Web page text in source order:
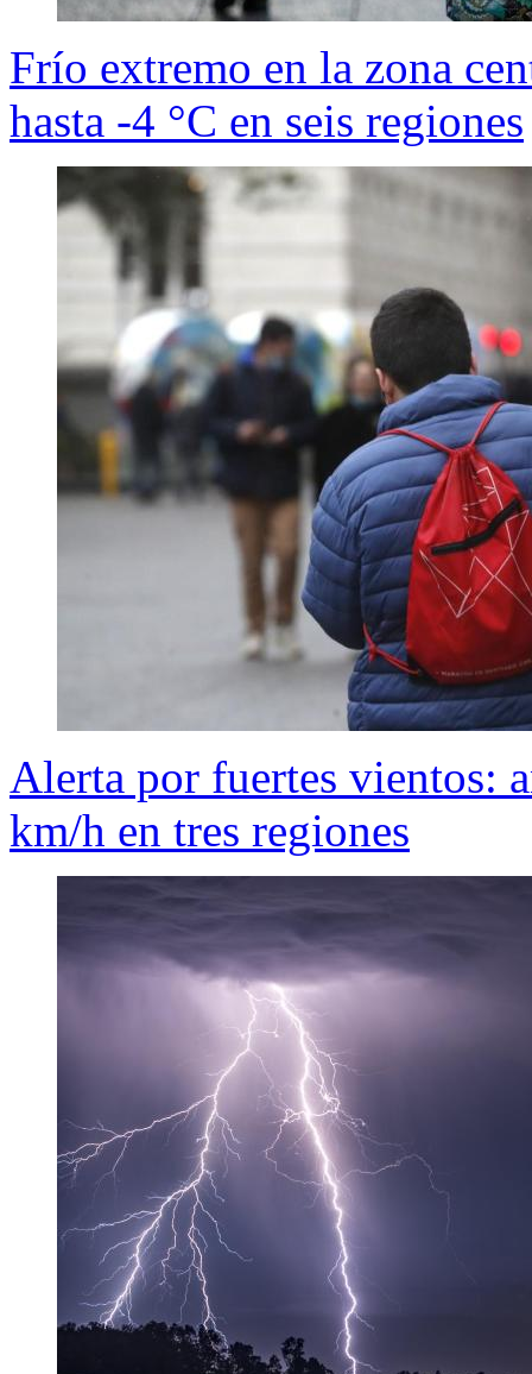
Frío extremo en la zona
hasta -4 °C en seis regiones
Alerta por fuertes vientos:
km/h en tres regiones